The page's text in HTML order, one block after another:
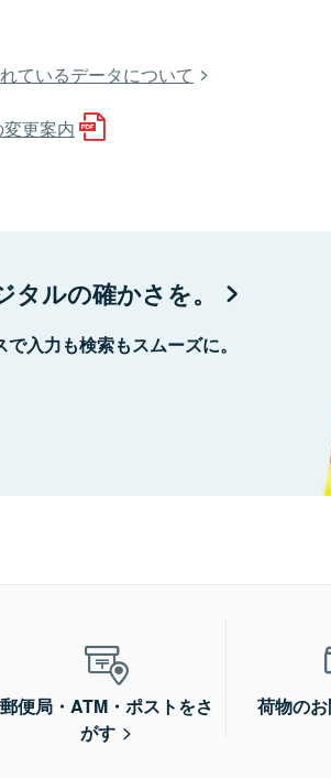
ているデータについて
更案内
タルの確かさを。
入力も検索もスムーズに。
郵便局・ATM・ポストをさ
がす
荷物の